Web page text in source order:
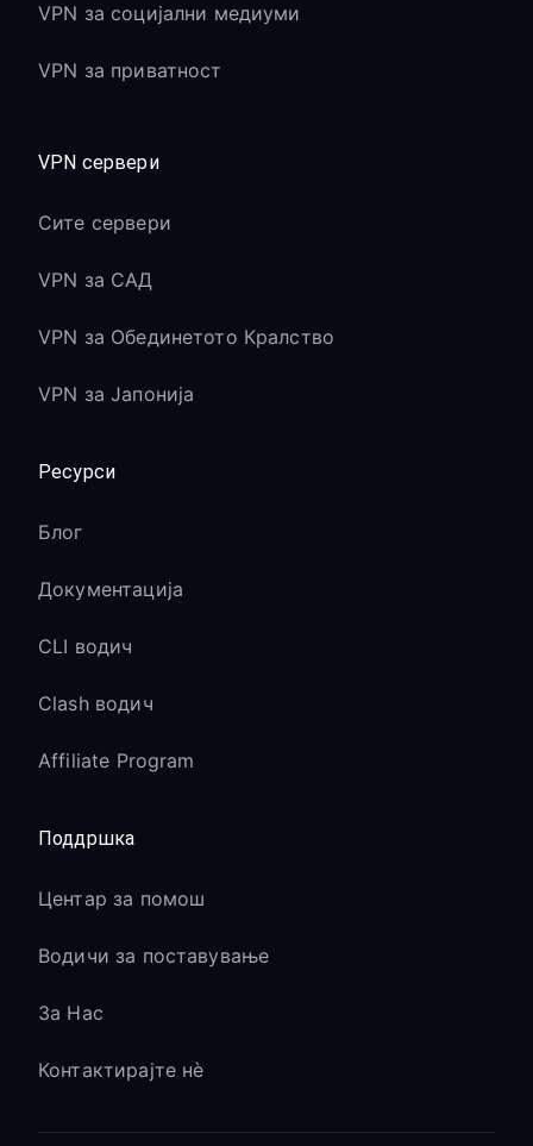
VPN за социјални медиуми
VPN за приватност
VPN сервери
Сите сервери
VPN за САД
VPN за Обединетото Кралство
VPN за Јапонија
Ресурси
Блог
Документација
CLI водич
Clash водич
Affiliate Program
Поддршка
Центар за помош
Водичи за поставување
За Нас
Контактирајте нè